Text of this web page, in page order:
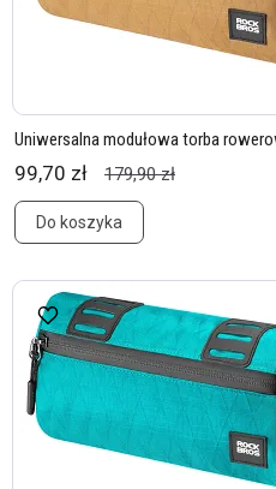
Uniwersalna modułowa torba
99,70 zł 179,90 zł
Do koszyka